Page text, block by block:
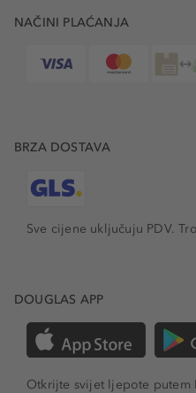
NAČINI PLAĆANJA
BRZA DOSTAVA
Sve cijene uključuju PDV.
DOUGLAS APP
Otkrijte svijet ljepote